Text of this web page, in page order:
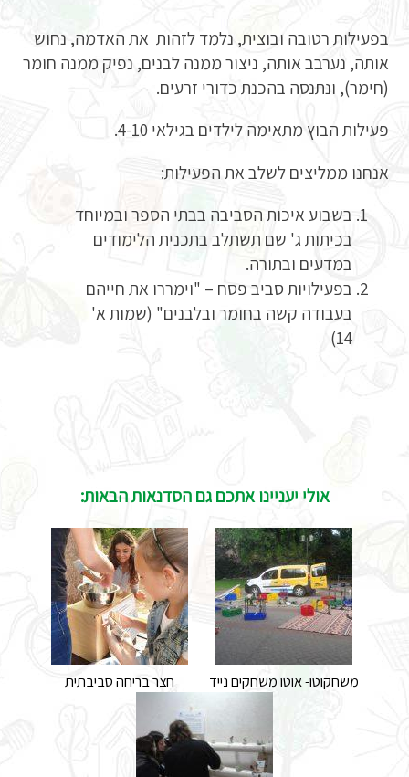
בפעילות רטובה ובוצית, נלמד לזהות את האדמה, נחוש
אותה, נערבב אותה, ניצור ממנה לבנים, נפיק ממנה חומר
(חימר), ונתנסה בהכנת כדורי זרעים.
פעילות הבוץ מתאימה לילדים בגילאי 4-10.
אנחנו ממליצים לשלב את הפעילות:
בשבוע איכות הסביבה בבתי הספר ובמיוחד
בכיתות ג' שם תשתלב בתכנית הלימודים
במדעים ובתורה.
בפעילויות סביב פסח – "וימררו את חייהם
בעבודה קשה בחומר ובלבנים" (שמות א'
14)
אולי יעניינו אתכם גם הסדנאות הבאות:
משחקוטו- אוטו משחקים נייד חצר בריחה סביבתית